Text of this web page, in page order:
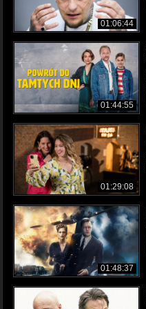
01:06:44
01:44:55
01:29:08
01:48:37